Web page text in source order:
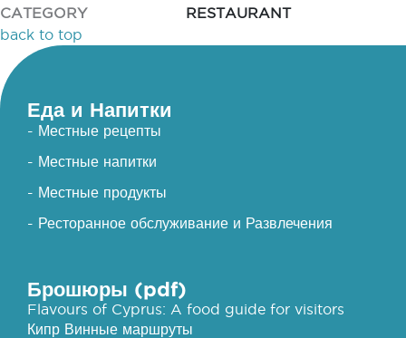
CATEGORY
RESTAURANT
back to top
Еда и Напитки
- Местные рецепты
- Местные напитки
- Местные продукты
- Ресторанное обслуживание и Развлечения
Брошюры (pdf)
Flavours of Cyprus: A food guide for visitors
Кипр Винные маршруты